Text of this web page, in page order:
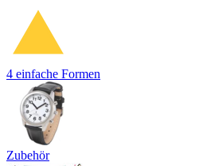
4 einfache Formen
Zubehör